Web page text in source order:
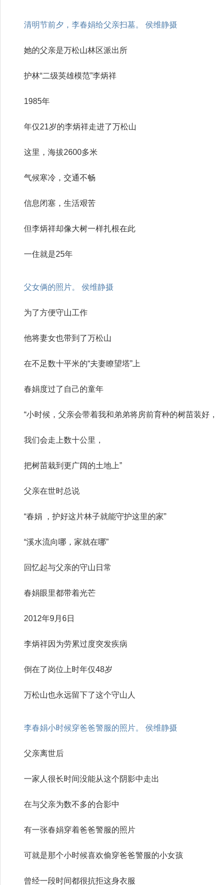
清明节前夕，李春娟给父亲扫墓。 侯维静摄
她的父亲是万松山林区派出所
护林“二级英雄模范”李炳祥
1985年
年仅21岁的李炳祥走进了万松山
这里，海拔2600多米
气候寒冷，交通不畅
信息闭塞，生活艰苦
但李炳祥却像大树一样扎根在此
一住就是25年
父女俩的照片。 侯维静摄
为了方便守山工作
他将妻女也带到了万松山
在不足数十平米的“夫妻瞭望塔”上
春娟度过了自己的童年
“小时候，父亲会带着我和弟弟将房前育种的树苗装好，
我们会走上数十公里，
把树苗栽到更广阔的土地上”
父亲在世时总说
“春娟 ，护好这片林子就能守护这里的家”
“溪水流向哪，家就在哪”
回忆起与父亲的守山日常
春娟眼里都带着光芒
2012年9月6日
李炳祥因为劳累过度突发疾病
倒在了岗位上时年仅48岁
万松山也永远留下了这个守山人
李春娟小时候穿爸爸警服的照片。 侯维静摄
父亲离世后
一家人很长时间没能从这个阴影中走出
在与父亲为数不多的合影中
有一张春娟穿着爸爸警服的照片
可就是那个小时候喜欢偷穿爸爸警服的小女孩
曾经一段时间都很抗拒这身衣服